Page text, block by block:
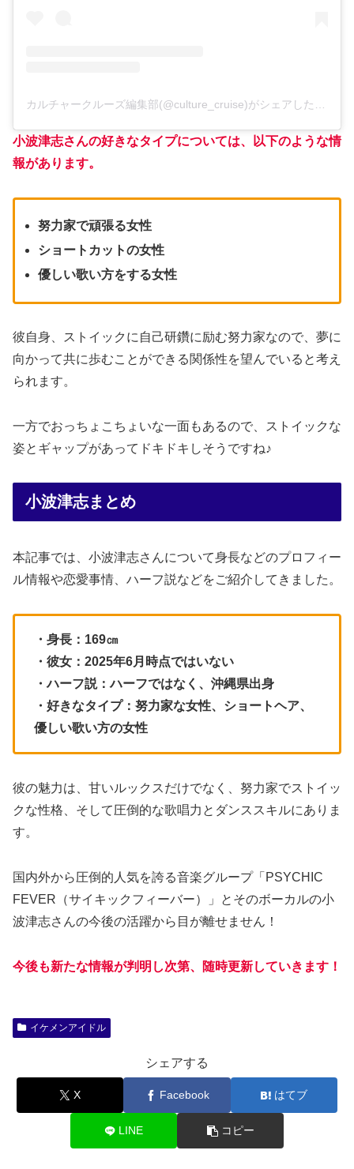
小波津志さんの好きなタイプについては、以下のような情
報があります。
努力家で頑張る女性
ショートカットの女性
優しい歌い方をする女性
彼自身、ストイックに自己研鑽に励む努力家なので、夢に
向かって共に歩むことができる関係性を望んでいると考え
られます。
一方でおっちょこちょいな一面もあるので、ストイックな
姿とギャップがあってドキドキしそうですね♪
小波津志まとめ
本記事では、小波津志さんについて身長などのプロフィー
ル情報や恋愛事情、ハーフ説などをご紹介してきました。
・身長：169㎝
・彼女：2025年6月時点ではいない
・ハーフ説：ハーフではなく、沖縄県出身
・好きなタイプ：努力家な女性、ショートヘア、
優しい歌い方の女性
彼の魅力は、甘いルックスだけでなく、努力家でストイッ
クな性格、そして圧倒的な歌唱力とダンススキルにありま
す。
国内外から圧倒的人気を誇る音楽グループ「PSYCHIC
FEVER（サイキックフィーバー）」とそのボーカルの小
波津志さんの今後の活躍から目が離せません！
今後も新たな情報が判明し次第、随時更新していきます！
イケメンアイドル
シェアする
X Facebook はてブ
LINE コピー